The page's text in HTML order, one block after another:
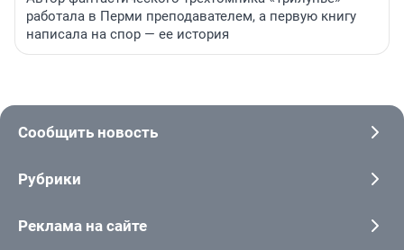
работала в Перми преподавателем, а первую книгу
написала на спор — ее история
Сообщить новость
Рубрики
Реклама на сайте